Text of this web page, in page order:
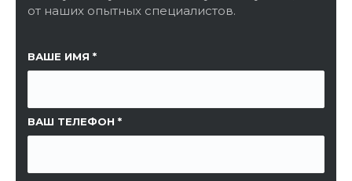
от наших опытных специалистов.
ВАШЕ ИМЯ
ВАШ ТЕЛЕФОН
ССЫЛКА НА СТРАНИЦУ